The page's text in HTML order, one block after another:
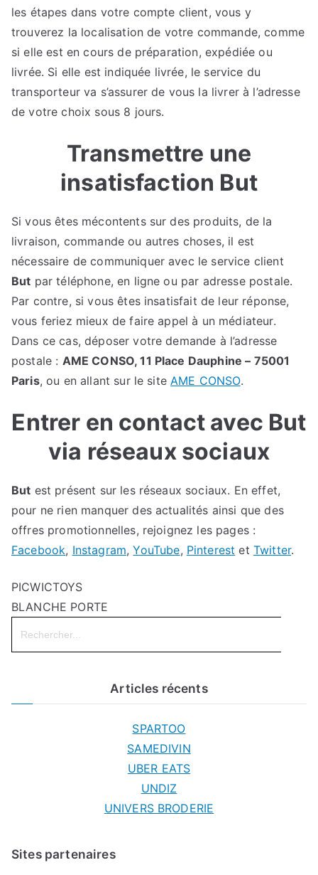
les étapes dans votre compte client, vous y
trouverez la localisation de votre commande, comme
si elle est en cours de préparation, expédiée ou
livrée. Si elle est indiquée livrée, le service du
transporteur va s’assurer de vous la livrer à l’adresse
de votre choix sous 8 jours.
Transmettre une
insatisfaction But
Si vous êtes mécontents sur des produits, de la
livraison, commande ou autres choses, il est
nécessaire de communiquer avec le service client
But par téléphone, en ligne ou par adresse postale.
Par contre, si vous êtes insatisfait de leur réponse,
vous feriez mieux de faire appel à un médiateur.
Dans ce cas, déposer votre demande à l’adresse
postale : AME CONSO, 11 Place Dauphine – 75001
Paris, ou en allant sur le site AME CONSO.
Entrer en contact avec But
via réseaux sociaux
But est présent sur les réseaux sociaux. En effet,
pour ne rien manquer des actualités ainsi que des
offres promotionnelles, rejoignez les pages :
Facebook, Instagram,YouTube, Pinterest et Twitter.
PICWICTOYS
BLANCHE PORTE
Search
for:
Articles récents
SPARTOO
SAMEDIVIN
UBER EATS
UNDIZ
UNIVERS BRODERIE
Sites partenaires